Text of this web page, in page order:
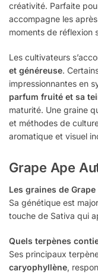
créativité. Parfaite
accompagne les
moments de réflexion
Les cultivateurs
et généreuse.
impressionnantes en
parfum fruité et sa
maturité. Une graine
et méthodes de
aromatique et visuel
Grape Ape
Les graines de
Sa génétique est
touche de Sativa qui
Quels terpènes
Ses principaux
caryophyllène,